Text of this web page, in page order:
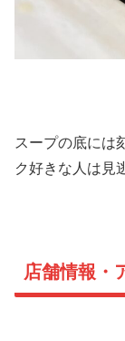
スープの底には
ク好きな人は見
店舗情報・